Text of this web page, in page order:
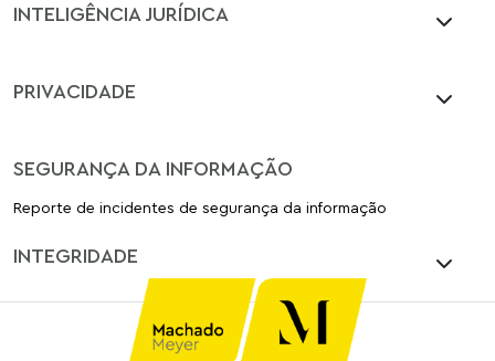
INTELIGÊNCIA JURÍDICA
PRIVACIDADE
SEGURANÇA DA INFORMAÇÃO
Reporte de incidentes de segurança da informação
INTEGRIDADE